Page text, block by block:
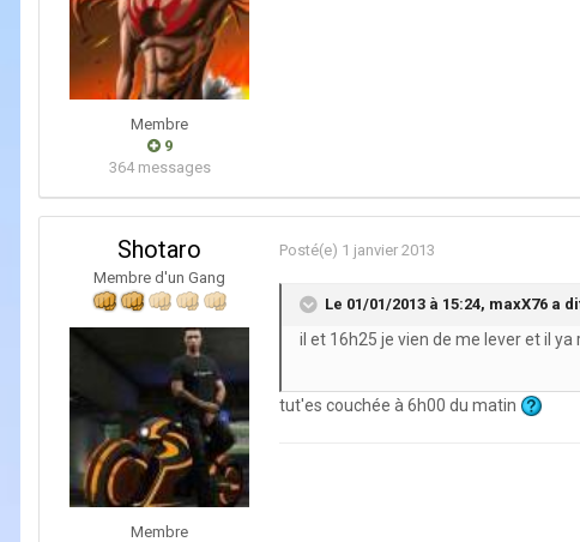
Membre
9
364 messages
Shotaro
Membre d'un Gang
Membre
Posté(e) 1 janvier 2013
Le 01/01/2013 à 15:24, maxX76 a
il et 16h25 je vien de me lever et il
tut'es couchée à 6h00 du matin